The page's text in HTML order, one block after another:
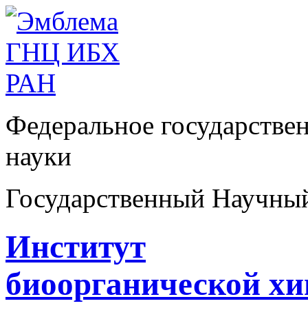
Федеральное
науки
Государственный
Институт
биоорганической